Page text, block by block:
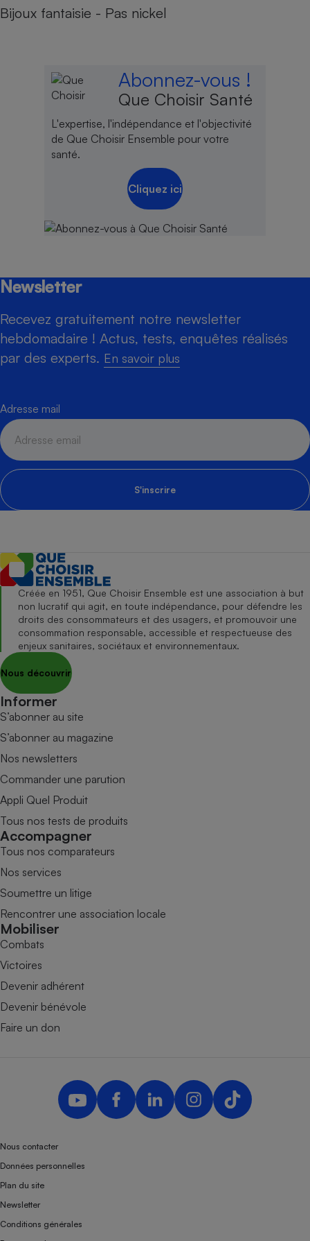
Bijoux fantaisie - Pas nickel
Abonnez-vous !
Que Choisir Santé
L'expertise, l'indépendance et l'objectivité
de Que Choisir Ensemble pour votre
santé.
Cliquez ici
Newsletter
Recevez gratuitement notre newsletter
hebdomadaire ! Actus, tests, enquêtes réalisés
par des experts. En savoir plus
Adresse mail
S'inscrire
Créée en 1951, Que Choisir Ensemble est une association à but
non lucratif qui agit, en toute indépendance, pour défendre les
droits des consommateurs et des usagers, et promouvoir une
consommation responsable, accessible et respectueuse des
enjeux sanitaires, sociétaux et environnementaux.
Nous découvrir
Informer
S’abonner au site
S’abonner au magazine
Nos newsletters
Commander une parution
Appli Quel Produit
Tous nos tests de produits
Accompagner
Tous nos comparateurs
Nos services
Soumettre un litige
Rencontrer une association locale
Mobiliser
Combats
Victoires
Devenir adhérent
Devenir bénévole
Faire un don
Nous contacter
Données personnelles
Plan du site
Newsletter
Conditions générales